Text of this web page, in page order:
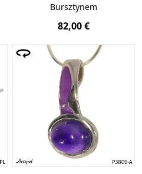
Bursztynem
82,00 €